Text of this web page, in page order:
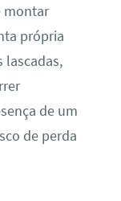
montar
própria
lascadas,
de um
de perda